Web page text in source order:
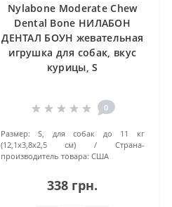
Nylabone Moderate Chew
Dental Bone НИЛАБОН
ДЕНТАЛ БОУН жевательная
игрушка для собак, вкус
курицы, S
0
Размер:
S, для собак до 11 кг
(12,1x3,8x2,5 см)
Страна-
производитель товара: США
338 грн.